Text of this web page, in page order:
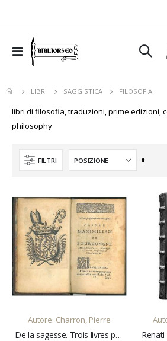
Toggle
Nav
LIBRI SAGGISTICA FILOSOFIA
libri di filosofia, traduzioni, prime edizioni,
philosophy
FILTRI
Imposta
AGGIUNGI AL CARRELLO
Autore: Charron, Pierre
De la sagesse. Trois livres par Pierre Charron... suivant la vraye copie de Bordeaux